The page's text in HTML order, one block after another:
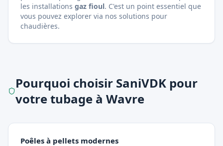
les installations gaz fioul. C'est un point essentiel que
vous pouvez explorer via nos solutions pour
chaudières.
Pourquoi choisir SaniVDK pour
votre tubage à Wavre
Poêles à pellets modernes